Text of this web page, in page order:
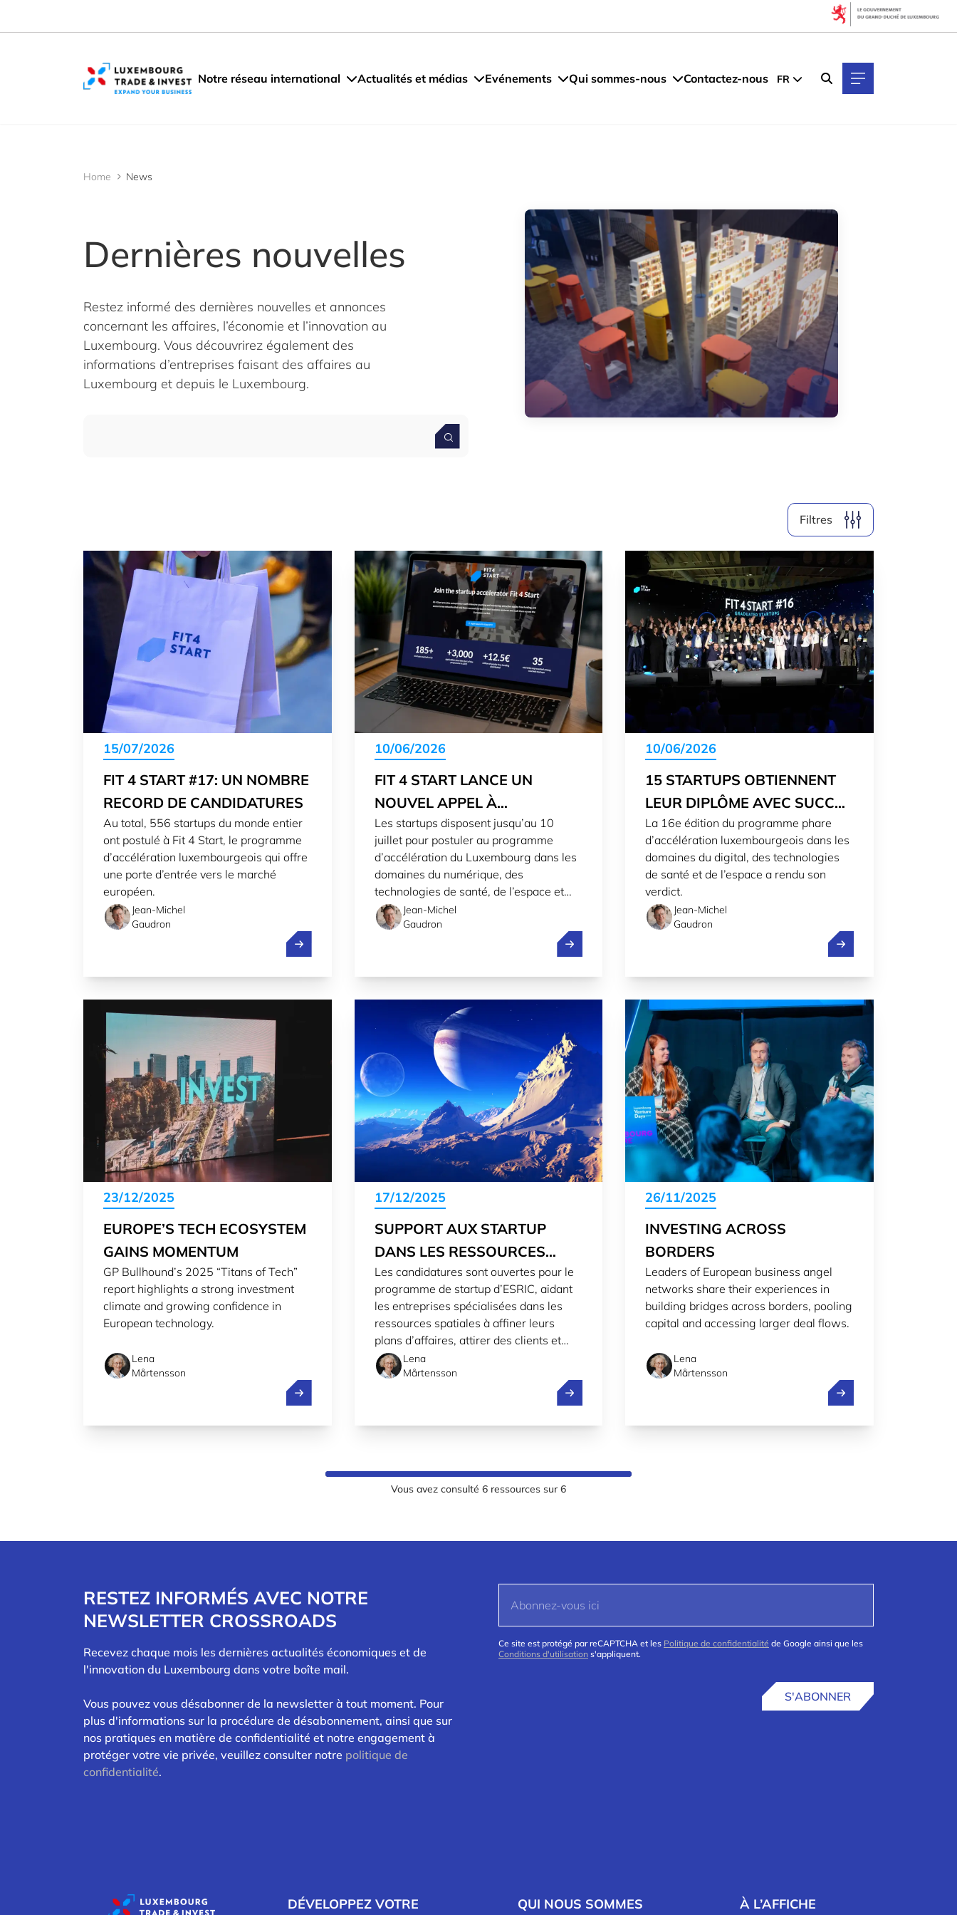
Notre réseau international Actualités et médias Evénements Qui sommes-nous Contactez-nous FR
Home News
Dernières nouvelles
Restez informé des dernières nouvelles et annonces
concernant les affaires, l’économie et l’innovation au
Luxembourg. Vous découvrirez également des
informations d’entreprises faisant des affaires au
Luxembourg et depuis le Luxembourg.
Filtres
Filtres
LTIO San Francisco
Mode de vie
Partenariat international
Point de référence
Sécurité & Défense
Startups & Scaleups
Talents
Technologies quantiques
Filter par année
2026
2025
RÉSULTATS
15/07/2026
FIT 4 START #17: UN NOMBRE
RECORD DE CANDIDATURES
Au total, 556 startups du monde entier
ont postulé à Fit 4 Start, le programme
d’accélération luxembourgeois qui offre
une porte d’entrée vers le marché
européen.
Jean-Michel
Gaudron
Fit 4 Start #17: Un nombre record de candidatures
10/06/2026
FIT 4 START LANCE UN
NOUVEL APPEL À
CANDIDATURES
Les startups disposent jusqu’au 10
juillet pour postuler au programme
d’accélération du Luxembourg dans les
domaines du numérique, des
technologies de santé, de l’espace et
d’un nouveau secteur, la défense.
Jean-Michel
Gaudron
Fit 4 Start lance un nouvel appel à candidatures
10/06/2026
15 STARTUPS OBTIENNENT
LEUR DIPLÔME AVEC SUCCÈS
DE FIT 4 START #16
La 16e édition du programme phare
d’accélération luxembourgeois dans les
domaines du digital, des technologies
de santé et de l’espace a rendu son
verdict.
Jean-Michel
Gaudron
15 startups obtiennent
23/12/2025
EUROPE’S TECH ECOSYSTEM
GAINS MOMENTUM
GP Bullhound’s 2025 “Titans of Tech”
report highlights a strong investment
climate and growing confidence in
European technology.
Lena
Mårtensson
Europe’s tech ecosystem gains momentum
17/12/2025
SUPPORT AUX STARTUP
DANS LES RESSOURCES
SPATIALES: LES
CANDIDATURES SONT
DÉSORMAIS OUVERTES
Les candidatures sont ouvertes pour le
programme de startup d’ESRIC, aidant
les entreprises spécialisées dans les
ressources spatiales à affiner leurs
plans d’affaires, attirer des clients et
sécuriser des investissements précoces.
Lena
Mårtensson
Support aux startup dans les ressources spatiales: les candidatures sont
26/11/2025
INVESTING ACROSS
BORDERS
Leaders of European business angel
networks share their experiences in
building bridges across borders, pooling
capital and accessing larger deal flows.
Lena
Mårtensson
Investing across borders
Vous avez consulté 6 ressources sur 6
RESTEZ INFORMÉS AVEC NOTRE
NEWSLETTER CROSSROADS
Recevez chaque mois les dernières actualités économiques et de
l'innovation du Luxembourg dans votre boîte mail.
Vous pouvez vous désabonner de la newsletter à tout moment. Pour
plus d'informations sur la procédure de désabonnement, ainsi que sur
nos pratiques en matière de confidentialité et notre engagement à
protéger votre vie privée, veuillez consulter notre politique de
confidentialité.
Ce site est protégé par reCAPTCHA et les Politique de confidentialité de Google ainsi que les
Conditions d'utilisation s'appliquent.
S'ABONNER
DÉVELOPPEZ VOTRE QUI NOUS SOMMES À L’AFFICHE